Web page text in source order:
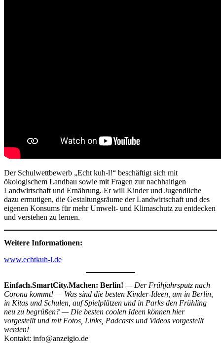
Der Schulwettbewerb „Echt kuh-l!“ beschäftigt sich mit
ökologischem Landbau sowie mit Fragen zur nachhaltigen
Landwirtschaft und Ernährung. Er will Kinder und Jugendliche
dazu ermutigen, die Gestaltungsräume der Landwirtschaft und des
eigenen Konsums für mehr Umwelt- und Klimaschutz zu entdecken
und verstehen zu lernen.
Weitere Informationen:
www.echtkuh-l.de
Einfach.SmartCity.Machen: Berlin! — Der Frühjahrsputz nach
Corona kommt! — Was sind die besten Kinder-Ideen, um in Berlin,
in Kitas und Schulen, auf Spielplätzen und in Parks den Frühling
neu zu begrüßen? — Die besten coolen Ideen können hier
vorgestellt und mit Fotos, Links, Padcasts und Videos vorgestellt
werden!
Kontakt: info@anzeigio.de